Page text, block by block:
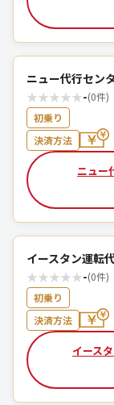
ニュー代行セン
★★★★★-(0件)
初乗り
決済方法
ニュー
イースタン運転
★★★★★-(0件)
初乗り
決済方法
イース